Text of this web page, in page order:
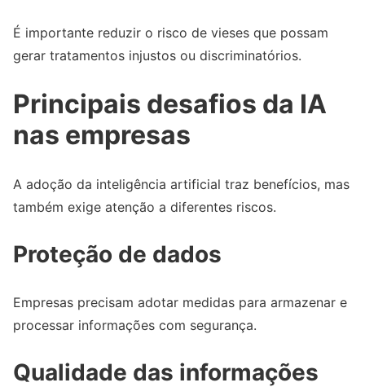
É importante reduzir o risco de vieses que possam
gerar tratamentos injustos ou discriminatórios.
Principais desafios da IA
nas empresas
A adoção da inteligência artificial traz benefícios, mas
também exige atenção a diferentes riscos.
Proteção de dados
Empresas precisam adotar medidas para armazenar e
processar informações com segurança.
Qualidade das informações